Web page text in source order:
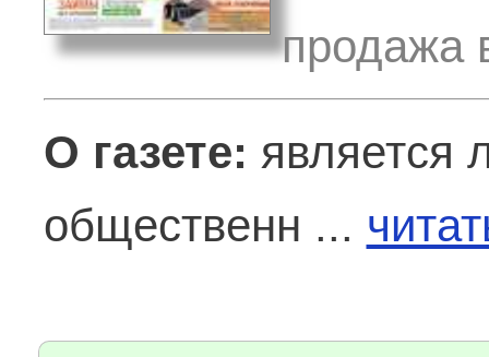
продажа
О газете: является
общественн ...